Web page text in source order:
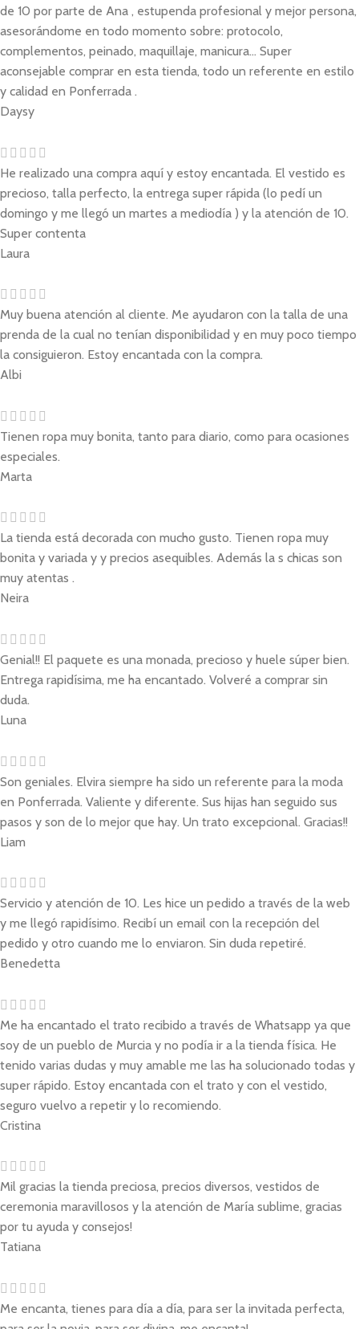
de 10 por parte de Ana , estupenda profesional y mejor persona,
asesorándome en todo momento sobre: protocolo,
complementos, peinado, maquillaje, manicura... Super
aconsejable comprar en esta tienda, todo un referente en estilo
y calidad en Ponferrada .
Daysy
He realizado una compra aquí y estoy encantada. El vestido es
precioso, talla perfecto, la entrega super rápida (lo pedí un
domingo y me llegó un martes a mediodía ) y la atención de 10.
Super contenta
Laura
Muy buena atención al cliente. Me ayudaron con la talla de una
prenda de la cual no tenían disponibilidad y en muy poco tiempo
la consiguieron. Estoy encantada con la compra.
Albi
Tienen ropa muy bonita, tanto para diario, como para ocasiones
especiales.
Marta
La tienda está decorada con mucho gusto. Tienen ropa muy
bonita y variada y y precios asequibles. Además la s chicas son
muy atentas .
Neira
Genial!! El paquete es una monada, precioso y huele súper bien.
Entrega rapidísima, me ha encantado. Volveré a comprar sin
duda.
Luna
Son geniales. Elvira siempre ha sido un referente para la moda
en Ponferrada. Valiente y diferente. Sus hijas han seguido sus
pasos y son de lo mejor que hay. Un trato excepcional. Gracias!!
Liam
Servicio y atención de 10. Les hice un pedido a través de la web
y me llegó rapidísimo. Recibí un email con la recepción del
pedido y otro cuando me lo enviaron. Sin duda repetiré.
Benedetta
Me ha encantado el trato recibido a través de Whatsapp ya que
soy de un pueblo de Murcia y no podía ir a la tienda física. He
tenido varias dudas y muy amable me las ha solucionado todas y
super rápido. Estoy encantada con el trato y con el vestido,
seguro vuelvo a repetir y lo recomiendo.
Cristina
Mil gracias la tienda preciosa, precios diversos, vestidos de
ceremonia maravillosos y la atención de María sublime, gracias
por tu ayuda y consejos!
Tatiana
Me encanta, tienes para día a día, para ser la invitada perfecta,